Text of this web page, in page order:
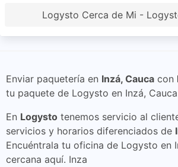
Logysto Cerca de Mi -
Enviar paquetería en Inzá, Cauca con
tu paquete de Logysto en Inzá,
En Logysto tenemos servicio al
servicios y horarios diferenciados de
Encuéntrala tu oficina de Logysto en
cercana aquí. Inza